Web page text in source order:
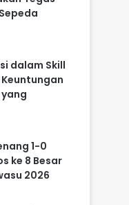
dalam Skill
1-0
ke 8 Besar
2026